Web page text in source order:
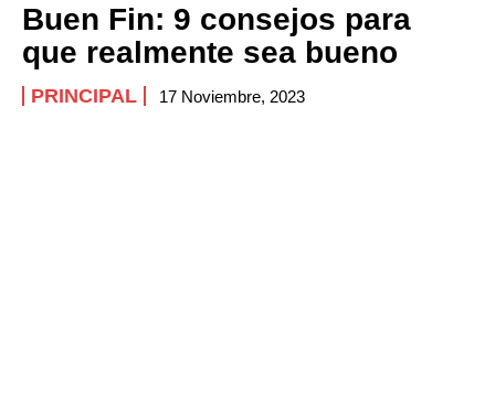
Buen Fin: 9 consejos para
que realmente sea bueno
PRINCIPAL 17 Noviembre, 2023